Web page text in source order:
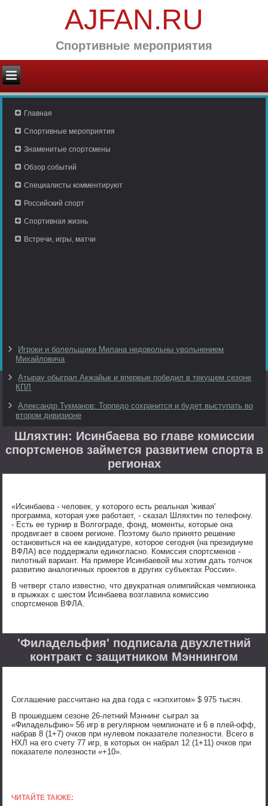
AJFAN.RU
Спортивные мероприятия
Главная
Спортивные мероприятия
Знаменитые спортсмены
Обзор событий
Специалисты комментируют
Российский спорт
Спортивная жизнь
Встречи, игры, матчи
Игроки и болельщики Милана недовольны увольнением
Михайловича
Атырау обыграл Акжайык и впервые победил в текущем сезоне
КПЛ
Александр Тукманов: Торпедо сохранится и будет выступать во
втором дивизионе
Шляхтин: Исинбаева во главе комиссии
спортсменов займется развитием спорта в
регионах
«Исинбаева - человек, у которого есть реальная 'живая'
программа, которая уже работает, - сказал Шляхтин по телефону.
- Есть ее турнир в Волгограде, фонд, моменты, которые она
продвигает в своем регионе. Поэтому было принято решение
остановиться на ее кандидатуре, которое сегодня (на президиуме
ВФЛА) все поддержали единогласно. Комиссия спортсменов -
пилотный вариант. На примере Исинбаевой мы хотим дать толчок
развитию аналогичных проектов в других субъектах России».
В четверг стало известно, что двукратная олимпийская чемпионка
в прыжках с шестом Исинбаева возглавила комиссию
спортсменов ВФЛА.
'Филадельфия' подписала двухлетний
контракт с защитником Мэннингом
Соглашение рассчитано на два года с «кэпхитом» $ 975 тысяч.
В прошедшем сезоне 26-летний Мэннинг сыграл за
«Филадельфию» 56 игр в регулярном чемпионате и 6 в плей-офф,
набрав 8 (1+7) очков при нулевом показателе полезности. Всего в
НХЛ на его счету 77 игр, в которых он набрал 12 (1+11) очков при
показателе полезности «+10».
ЧИТАЙТЕ ТАКЖЕ: